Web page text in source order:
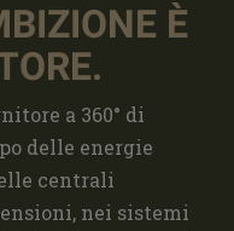
È
a 360° di
delle energie
centrali
nei sistemi